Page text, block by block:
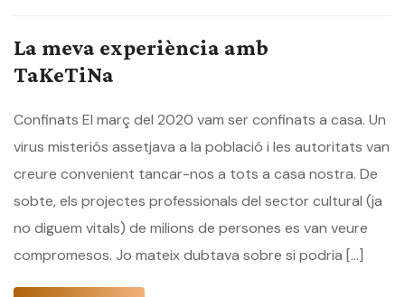
La meva experiència amb
TaKeTiNa
Confinats El març del 2020 vam ser confinats a casa. Un
virus misteriós assetjava a la població i les autoritats van
creure convenient tancar-nos a tots a casa nostra. De
sobte, els projectes professionals del sector cultural (ja
no diguem vitals) de milions de persones es van veure
compromesos. Jo mateix dubtava sobre si podria […]